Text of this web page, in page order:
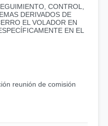
CONTROL,
DERIVADOS DE
EL VOLADOR EN
EN EL
reunión de comisión